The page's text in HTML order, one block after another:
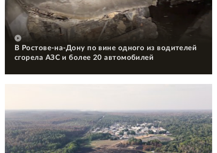
В Ростове-на-Дону по вине одного из водителей
сгорела АЗС и более 20 автомобилей